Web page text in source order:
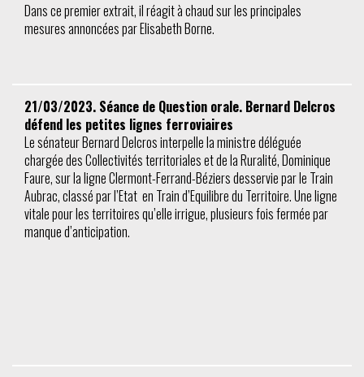
Dans ce premier extrait, il réagit à chaud sur les principales
mesures annoncées par Elisabeth Borne.
21/03/2023. Séance de Question orale. Bernard Delcros
défend les petites lignes ferroviaires
Le sénateur Bernard Delcros interpelle la ministre déléguée
chargée des Collectivités territoriales et de la Ruralité, Dominique
Faure, sur la ligne Clermont-Ferrand-Béziers desservie par le Train
Aubrac, classé par l’Etat en Train d’Equilibre du Territoire. Une ligne
vitale pour les territoires qu’elle irrigue, plusieurs fois fermée par
manque d’anticipation.